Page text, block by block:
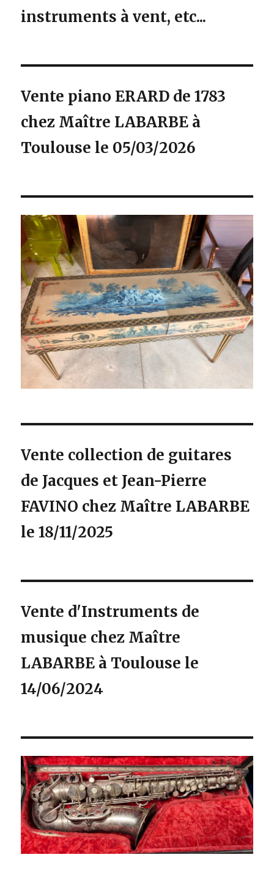
instruments à vent, etc...
Vente piano ERARD de 1783
chez Maître LABARBE à
Toulouse le 05/03/2026
Vente collection de guitares
de Jacques et Jean-Pierre
FAVINO chez Maître LABARBE
le 18/11/2025
Vente d'Instruments de
musique chez Maître
LABARBE à Toulouse le
14/06/2024